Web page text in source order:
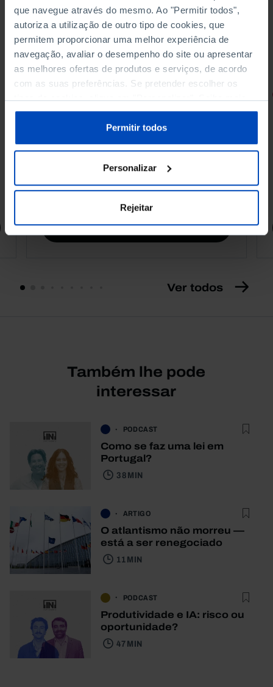
que navegue através do mesmo. Ao "Permitir todos",
autoriza a utilização de outro tipo de cookies, que
permitem proporcionar uma melhor experiência de
navegação, avaliar o desempenho do site ou apresentar
as melhores ofertas de produtos e serviços, de acordo
com as suas preferências. Se pretender escolher os
tipos de cookies, clique em "Personalizar". Saiba mais
sobre cookies através da gestão de preferências ou da
Política de Cookies.
Permitir todos
Personalizar
Rejeitar
Promessas do Futebol
4,50 € 5,00 € -10%
Comprar
Ver todos
Também lhe pode
interessar
PODCAST
Como se faz uma lei em
Portugal?
38 MIN
ARTIGO
O atlantismo não morreu —
está a ser renegociado
11 MIN
PODCAST
Produtividade e IA: risco ou
oportunidade?
47 MIN